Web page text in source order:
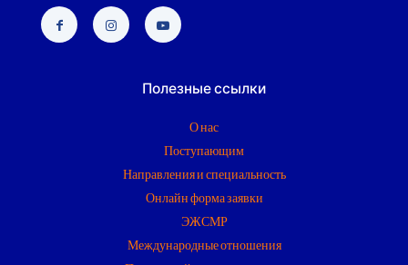
Полезные ссылки
О нас
Поступающим
Направления и специальность
Онлайн форма заявки
ЭЖСМР
Международные отношения